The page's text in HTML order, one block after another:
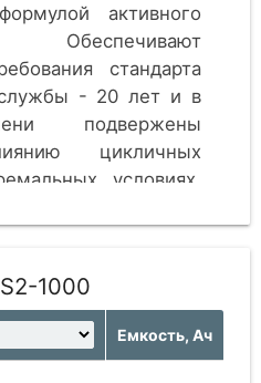
активного
стандарта
- 20 лет и в
подвержены
цикличных
условиях,
энергии.
1000
Емкость, Ач